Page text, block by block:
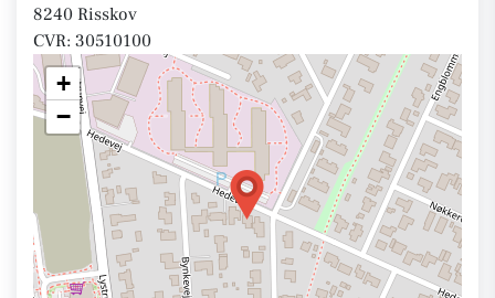
8240 Risskov
CVR: 30510100
+
−